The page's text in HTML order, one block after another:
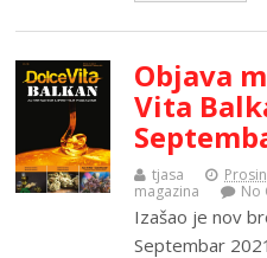
Objava
Vita
tjasa
magazina
No
Izašao je nov
Septembar